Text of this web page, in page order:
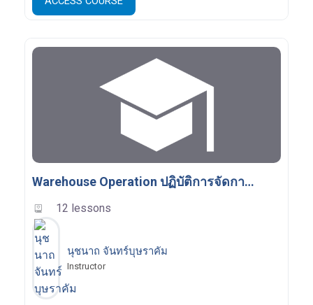
Warehouse Operation ปฏิบัติการจัดการคลังสินค้า 31401-2004
12 lessons
นุชนาถ จันทร์บุษราคัม
Instructor